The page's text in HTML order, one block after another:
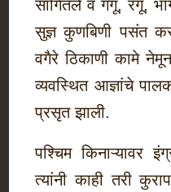
सांगितले व गंगू, रंगू,
सुज्ञ कुणबिणी पसंत
वगैरे ठिकाणी कामे
व्यवस्थित आज्ञांचे
प्रसृत झाली.
पश्चिम किनाऱ्यावर
त्यांनी काही तरी